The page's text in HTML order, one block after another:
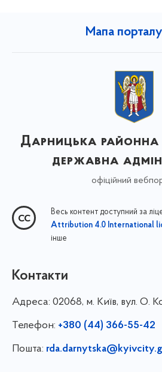
Мапа порталу
Дарницька районна
державна
офіційний
Весь контент доступний за
Attribution 4.0 International
інше
Контакти
Адреса: 02068, м. Київ, вул. О.
Телефон: +380 (44) 366-55-42
Пошта: